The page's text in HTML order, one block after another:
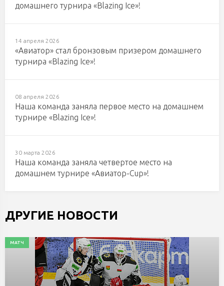
домашнего турнира «Blazing Ice»!
14 апреля 2026
«Авиатор» стал бронзовым призером домашнего
турнира «Blazing Ice»!
08 апреля 2026
Наша команда заняла первое место на домашнем
турнире «Blazing Ice»!
30 марта 2026
Наша команда заняла четвертое место на
домашнем турнире «Авиатор-Cup»!
ДРУГИЕ НОВОСТИ
МАТЧ